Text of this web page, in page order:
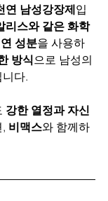
연 남성강장제입
리스와 같은 화학
성분을 사용하
방식으로 남성의
다.
강한 열정과 자신
비맥스와 함께하